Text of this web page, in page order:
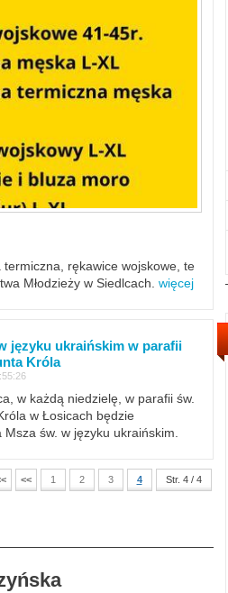
termiczna, rękawice wojskowe, te
Młodzieży w Siedlcach. więcej
języku ukraińskim w parafii
Króla
w każdą niedzielę, w parafii św.
w Łosicach będzie
św. w języku ukraińskim.
<< 1 2 3 4 Str. 4 / 4